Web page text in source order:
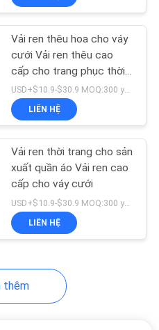
Vải ren thêu hoa cho váy
cưới Vải ren thêu cao
cấp cho trang phục thời
trang
USD+$10.9-$30.9 MOQ:300 yard
LIÊN HỆ
Vải ren thời trang cho sản
xuất quần áo Vải ren cao
cấp cho váy cưới
USD+$10.9-$30.9 MOQ:300 yard
LIÊN HỆ
thêm